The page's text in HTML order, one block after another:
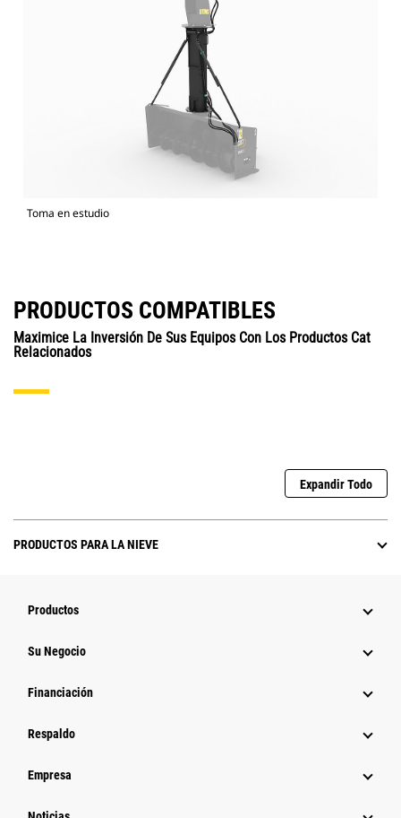
Toma en estudio
PRODUCTOS COMPATIBLES
Maximice La Inversión De Sus Equipos Con Los Productos Cat
Relacionados
Expandir Todo
PRODUCTOS PARA LA NIEVE
Productos
Su Negocio
Financiación
Respaldo
Empresa